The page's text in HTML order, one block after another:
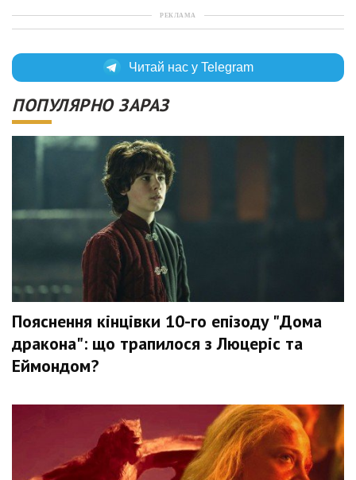
РЕКЛАМА
Читай нас у Telegram
ПОПУЛЯРНО ЗАРАЗ
Пояснення кінцівки 10-го епізоду "Дома
дракона": що трапилося з Люцеріс та
Еймондом?